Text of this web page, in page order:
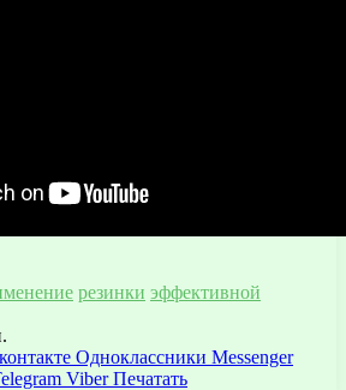
резинки эффективной
Одноклассники Messenger
Viber Печатать